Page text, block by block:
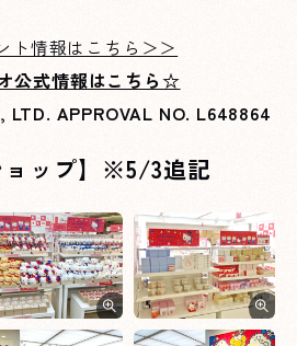
ト情報はこちら＞＞
公式情報はこちら☆
LTD. APPROVAL NO. L648864
ョップ】※5/3追記